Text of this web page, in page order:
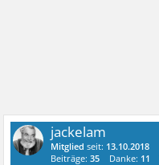
jackelam
Mitglied seit: 13.10.2018
Beiträge:35 Danke: 11